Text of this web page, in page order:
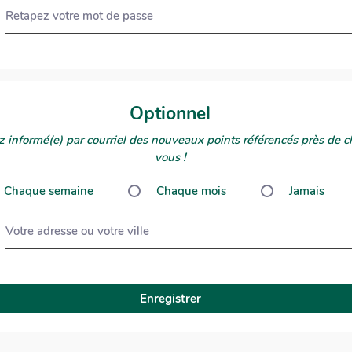
Retapez votre mot de passe
Optionnel
informé(e) par courriel des nouveaux points référencés près de
vous !
Chaque semaine Chaque mois Jamais
Votre adresse ou votre ville